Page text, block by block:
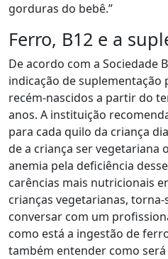
gorduras do bebê.”
Ferro, B12 e a
De acordo com a Sociedade
indicação de
recém-nascidos a partir do
anos. A instituição
para cada quilo da criança
de a criança ser vegetariana
anemia pela deficiência
carências mais nutricionais
crianças vegetarianas,
conversar com um
como está a ingestão de
também entender como será